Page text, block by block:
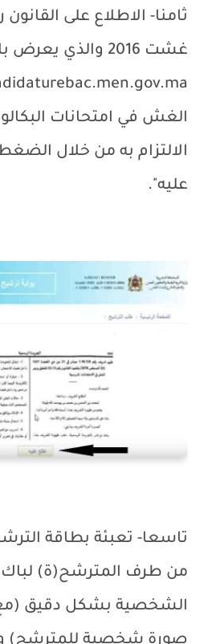
غشت 2016 والذي يعرض بالبوابة
الغش في امتحانات
الالتزام به من خلال
عليه".
تاسعا- تعبئة بطاقة
من طرف المترشح(ة) لباك
الشخصية بشكل دقيق